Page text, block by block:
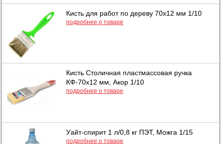
Кисть для работ по дереву 70х12 мм 1/10
подробнее о товаре
Кисть Столичная пластмассовая ручка
КФ-70х12 мм, Акор 1/10
подробнее о товаре
Уайт-спирит 1 л/0,8 кг ПЭТ, Можга 1/15
подробнее о товаре